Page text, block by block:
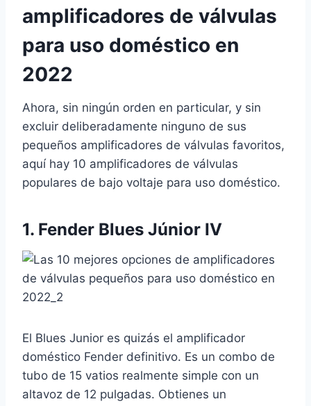
amplificadores de válvulas
para uso doméstico en
2022
Ahora, sin ningún orden en particular, y sin
excluir deliberadamente ninguno de sus
pequeños amplificadores de válvulas favoritos,
aquí hay 10 amplificadores de válvulas
populares de bajo voltaje para uso doméstico.
1. Fender Blues Júnior IV
El Blues Junior es quizás el amplificador
doméstico Fender definitivo. Es un combo de
tubo de 15 vatios realmente simple con un
altavoz de 12 pulgadas. Obtienes un